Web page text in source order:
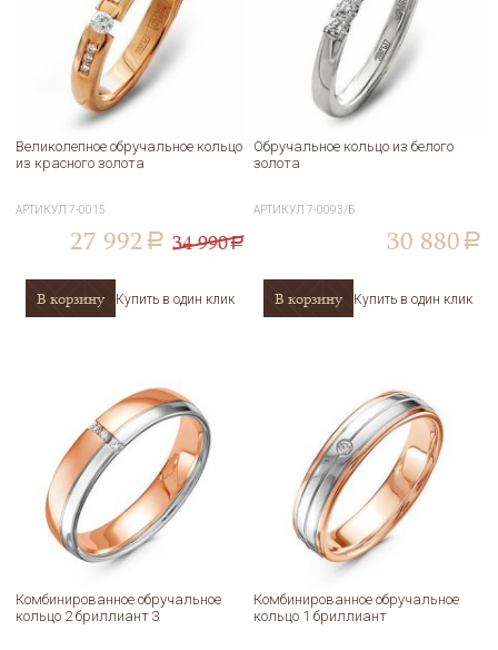
Великолепное обручальное кольцо
из красного золота
АРТИКУЛ7-0015
27 992 a 34 990a
В корзину Купить в один клик
Обручальное кольцо из белого
золота
АРТИКУЛ7-0093/Б
30 880 a
В корзину Купить в один клик
Комбинированное обручальное
кольцо 2 бриллиант 3
Комбинированное обручальное
кольцо 1 бриллиант